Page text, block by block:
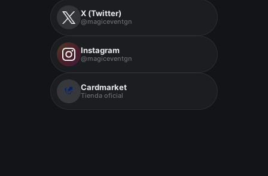
X (Twitter)
@magiceventgn
Instagram
@magiceventgn
Cardmarket
Tienda oficial